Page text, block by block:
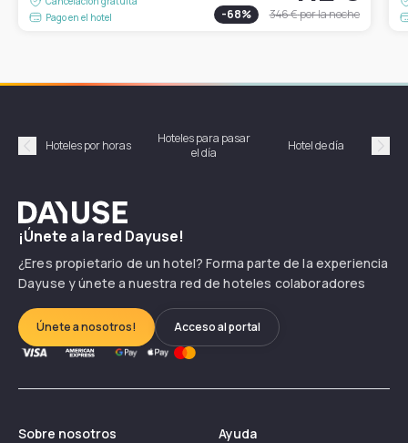
Pago en el hotel
-68% 346 €por la noche
Précédent
Hoteles por horas
Hoteles para pasar
el día
Hotel de día
Dayuse
¡Únete a la red Dayuse!
¿Eres propietario de un hotel? Forma parte de la experiencia
Dayuse y únete a nuestra red de hoteles colaboradores
Únete a nosotros! Acceso al portal
Sobre nosotros Ayuda